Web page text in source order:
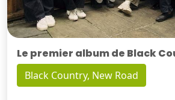
Le premier album de Black
Black Country, New Road